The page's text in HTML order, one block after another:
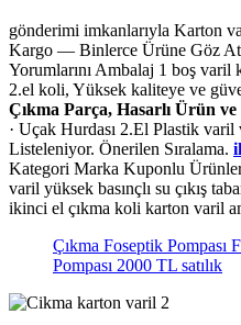
gönderimi imkanlarıyla Karton
Kargo — Binlerce Ürüne Göz
Yorumlarını Ambalaj 1 boş varil
2.el koli, Yüksek kaliteye ve
Çıkma Parça, Hasarlı Ürün
· Uçak Hurdası 2.El Plastik
Listeleniyor. Önerilen Sıralama.
Kategori Marka Kuponlu
varil yüksek basınçlı su çıkış
ikinci el çıkma koli karton varil
Çıkma Foseptik Pompası
Pompası 2000 TL satılık